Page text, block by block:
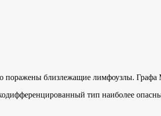
поражены близлежащие лимфоузлы. Графа
тип наиболее